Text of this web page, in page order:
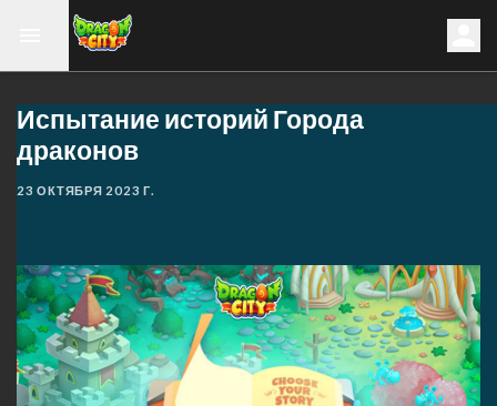
Испытание историй Города
драконов
23 ОКТЯБРЯ 2023 Г.